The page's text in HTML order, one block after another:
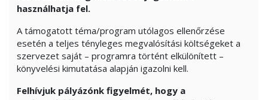
használhatja fel.
A támogatott téma/program utólagos ellenőrzése
esetén a teljes tényleges megvalósítási költségeket a
szervezet saját – programra történt elkülönített –
könyvelési kimutatása alapján igazolni kell.
Felhívjuk pályázónk figyelmét, hogy a